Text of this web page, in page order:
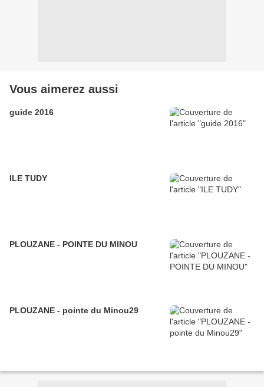
Vous aimerez aussi
guide 2016
ILE TUDY
PLOUZANE - POINTE DU MINOU
PLOUZANE - pointe du Minou29